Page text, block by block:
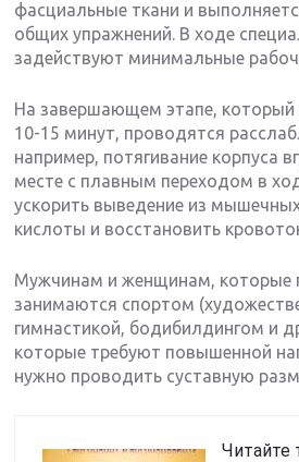
фасциальные ткани и
общих упражнений. В ходе
задействуют минимальные
На завершающем этапе, который
10-15 минут, проводятся
например, потягивание корпуса
месте с плавным переходом в
ускорить выведение из
кислоты и восстановить
Мужчинам и женщинам, которые
занимаются спортом
гимнастикой, бодибилдингом и
которые требуют повышенной
нужно проводить суставную
Читайте